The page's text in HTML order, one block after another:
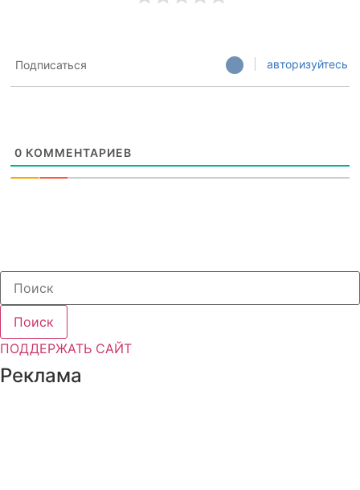
Подписаться авторизуйтесь
0 КОММЕНТАРИЕВ
Поиск
ПОДДЕРЖАТЬ САЙТ
Реклама